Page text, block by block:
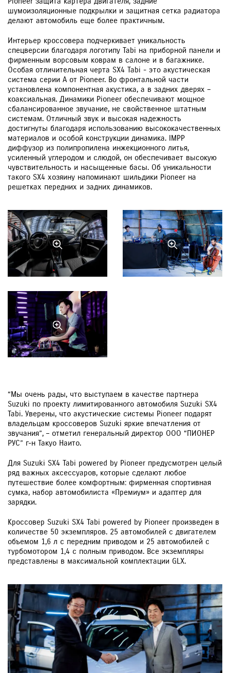
шумоизоляционные подкрылки и защитная сетка радиатора
делают автомобиль еще более практичным.
Интерьер кроссовера подчеркивает уникальность
спецверсии благодаря логотипу Tabi на приборной панели и
фирменным ворсовым коврам в салоне и в багажнике.
Особая отличительная черта SX4 Tabi - это акустическая
система серии А от Pioneer. Во фронтальной части
установлена компонентная акустика, а в задних дверях –
коаксиальная. Динамики Pioneer обеспечивают мощное
сбалансированное звучание, не свойственное штатным
системам. Отличный звук и высокая надежность
достигнуты благодаря использованию высококачественных
материалов и особой конструкции динамика. IMPP
диффузор из полипропилена инжекционного литья,
усиленный углеродом и слюдой, он обеспечивает высокую
чувствительность и насыщенные басы. Об уникальности
такого SX4 хозяину напоминают шильдики Pioneer на
решетках передних и задних динамиков.
“Мы очень рады, что выступаем в качестве партнера
Suzuki по проекту лимитированного автомобиля Suzuki SX4
Tabi. Уверены, что акустические системы Pioneer подарят
владельцам кроссоверов Suzuki яркие впечатления от
звучания”, – отметил генеральный директор ООО “ПИОНЕР
РУС” г-н Такуо Наито.
Для Suzuki SX4 Tabi powered by Pioneer предусмотрен целый
ряд важных аксессуаров, которые сделают любое
путешествие более комфортным: фирменная спортивная
сумка, набор автомобилиста «Премиум» и адаптер для
зарядки.
Кроссовер Suzuki SX4 Tabi powered by Pioneer произведен в
количестве 50 экземпляров. 25 автомобилей с двигателем
объемом 1,6 л с передним приводом и 25 автомобилей с
турбомотором 1,4 с полным приводом. Все экземпляры
представлены в максимальной комплектации GLX.